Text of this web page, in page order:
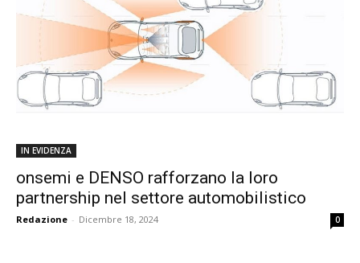
IN EVIDENZA
onsemi e DENSO rafforzano la loro
partnership nel settore automobilistico
Redazione - Dicembre 18, 2024 0